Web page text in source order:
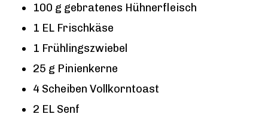
100 g gebratenes Hühnerfleisch
1 EL Frischkäse
1 Frühlingszwiebel
25 g Pinienkerne
4 Scheiben Vollkorntoast
2 EL Senf